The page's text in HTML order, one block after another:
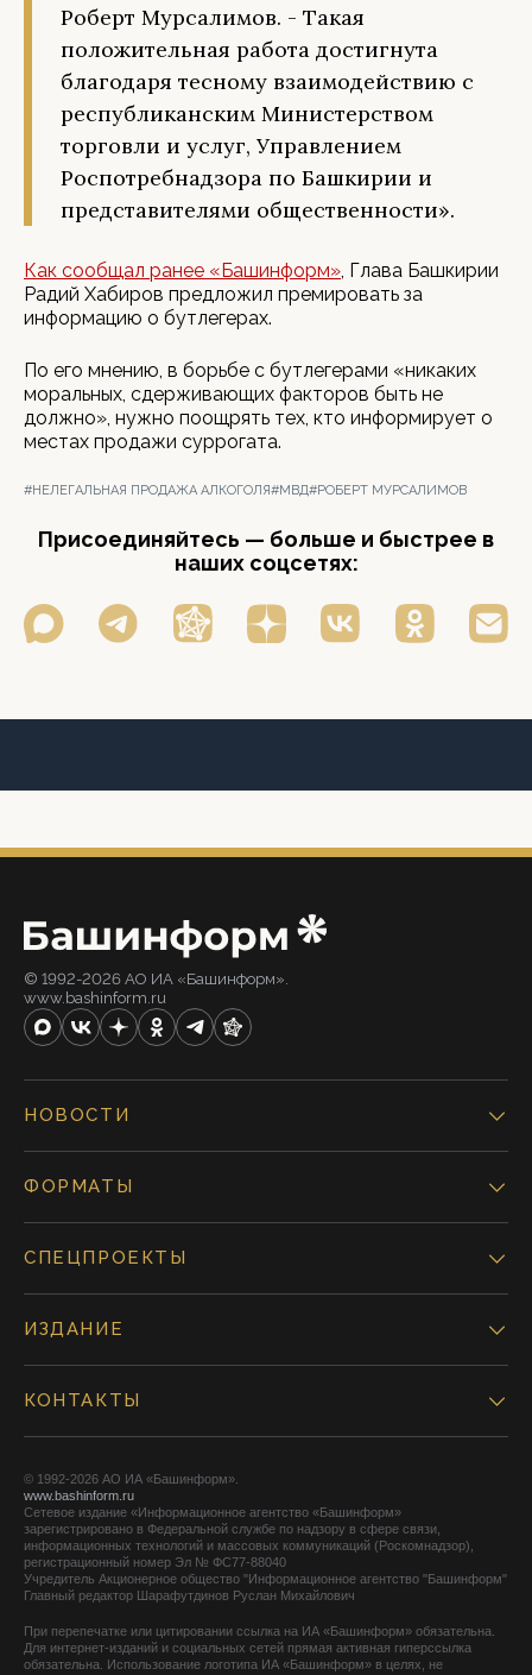
Роберт Мурсалимов. - Такая
положительная работа достигнута
благодаря тесному взаимодействию с
республиканским Министерством
торговли и услуг, Управлением
Роспотребнадзора по Башкирии и
представителями общественности».
Как сообщал ранее «Башинформ», Глава Башкирии
Радий Хабиров предложил премировать за
информацию о бутлегерах.
По его мнению, в борьбе с бутлегерами «никаких
моральных, сдерживающих факторов быть не
должно», нужно поощрять тех, кто информирует о
местах продажи суррогата.
#НЕЛЕГАЛЬНАЯ ПРОДАЖА АЛКОГОЛЯ#МВД#РОБЕРТ МУРСАЛИМОВ
Присоединяйтесь — больше и быстрее в
наших соцсетях:
© 1992-2026 АО ИА «Башинформ».
www.bashinform.ru
НОВОСТИ
ФОРМАТЫ
СПЕЦПРОЕКТЫ
ИЗДАНИЕ
КОНТАКТЫ
© 1992-2026 АО ИА «Башинформ».
www.bashinform.ru
Сетевое издание «Информационное агентство «Башинформ»
зарегистрировано в Федеральной службе по надзору в сфере связи,
информационных технологий и массовых коммуникаций (Роскомнадзор),
регистрационный номер Эл № ФС77-88040
Учредитель Акционерное общество "Информационное агентство "Башинформ"
Главный редактор Шарафутдинов Руслан Михайлович
При перепечатке или цитировании ссылка на ИА «Башинформ» обязательна.
Для интернет-изданий и социальных сетей прямая активная гиперссылка
обязательна. Использование логотипа ИА «Башинформ» в целях, не